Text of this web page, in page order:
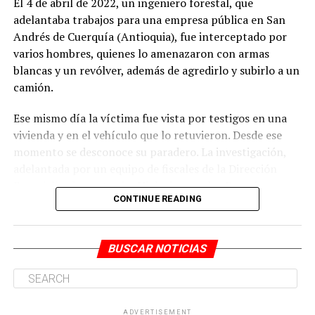
Antes de salir del inmueble con el cuerpo de la víctima,
habrían desplegado acciones para ocultar la evidencia
del crimen.
encargado de conducir el vehículo en el que todos los
procesados trasladaron el cuerpo de la mujer hasta la
zona rural del corregimiento La Buitrera, donde fue
adelantaba trabajos para una empresa pública en San
Andrés de Cuerquía (Antioquia), fue interceptado por
varios hombres, quienes lo amenazaron con armas
blancas y un revólver, además de agredirlo y subirlo a un
camión.
Ese mismo día la víctima fue vista por testigos en una
vivienda y en el vehículo que lo retuvieron. Desde ese
momento se desconoce su paradero. La investigación,
Especializada contra las Violaciones a los Derechos
Humanos, estableció que los responsables de la
organizado (GDO).
Los Mesa que delinquen en el noroccidente antioqueño.
Willington Ortiz Muñoz, alias Willy, para la época de los
CONTINUE READING
BUSCAR NOTICIAS
ADVERTISEMENT